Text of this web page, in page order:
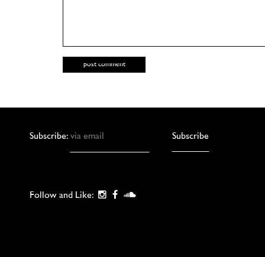
Subscribe:
Follow and Like: